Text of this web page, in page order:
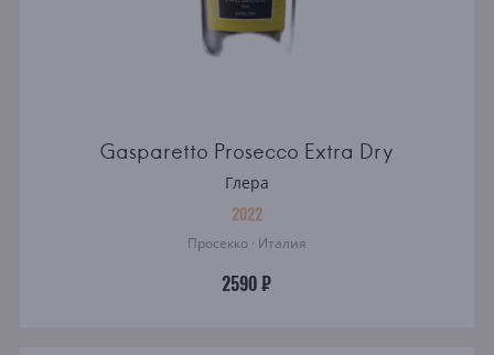
Gasparetto Prosecco Extra Dry
Глера
2022
Просекко · Италия
2590 ₽